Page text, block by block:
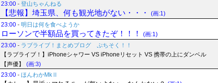
23:00 - 登山ちゃんねる
【悲報】埼玉県、何も観光地がない・・・
(画:1)
23:00 - 明日は何を食べようか
ローソンで半額品を買ってきたぞ！！！
(画:1)
23:00 - ラブライブ！まとめブログ ぷちそく！！
【ラブライブ！】iPhoneシャワー VS iPhoneリセット VS 携帯の上にダンベル
【声優】
(画:3)
23:00 - ほんわかMkⅡ